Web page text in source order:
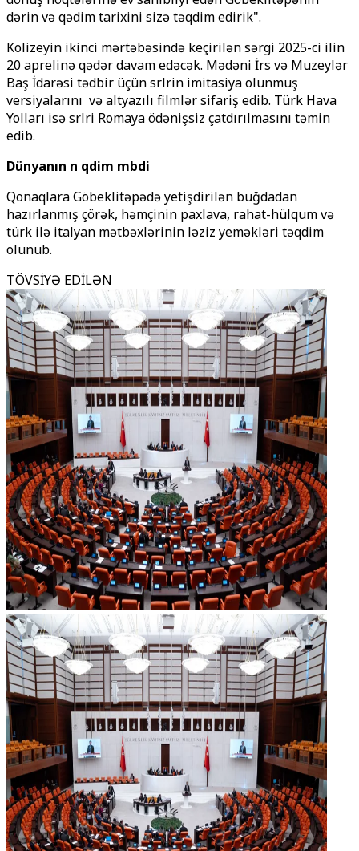
dərin və qədim tarixini sizə təqdim edirik".
Kolizeyin ikinci mərtəbəsində keçirilən sərgi 2025-ci ilin
20 aprelinə qədər davam edəcək. Mədəni İrs və Muzeylər
Baş İdarəsi tədbir üçün әsәrlәrin imitasiya olunmuş
versiyalarını və altyazılı filmlər sifariş edib. Türk Hava
Yolları isə әsәrlәri Romaya ödənişsiz çatdırılmasını təmin
edib.
Dünyanın n qәdim mәbәdi
Qonaqlara Göbeklitəpədə yetişdirilən buğdadan
hazırlanmış çörək, həmçinin paxlava, rahat-hülqum və
türk ilə italyan mətbəxlərinin ləziz yeməkləri təqdim
olunub.
TÖVSİYƏ EDİLƏN